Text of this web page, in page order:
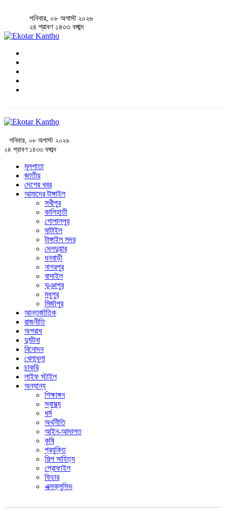
শনিবার, ০৮ অগাস্ট ২০২৬
২৪ শ্রাবণ ১৪৩৩ বঙ্গাব্দ
শনিবার, ০৮ অগাস্ট ২০২৬
২৪ শ্রাবণ ১৪৩৩ বঙ্গাব্দ
মূলপাতা
জাতীয়
দেশের খবর
আমাদের টাঙ্গাইল
সখীপুর
কালিহাতী
গোপালপুর
ঘাটাইল
টাঙ্গাইল সদর
দেলদুয়ার
ধনবাড়ী
নাগরপুর
বাসাইল
ভূঞাপুর
মধুপুর
মির্জাপুর
আন্তর্জাতিক
রাজনীতি
অপরাধ
দুর্ঘটনা
বিনোদন
খেলাধুলা
চাকরি
লাইফ স্টাইল
অন্যান্য
শিক্ষাঙ্গন
স্বাস্থ্য
ধর্ম
অর্থনীতি
আইন-আদালত
কৃষি
প্রযুক্তি
শিল্প সাহিত্য
প্রোফাইল
ফিচার
এক্সক্লুসিভ